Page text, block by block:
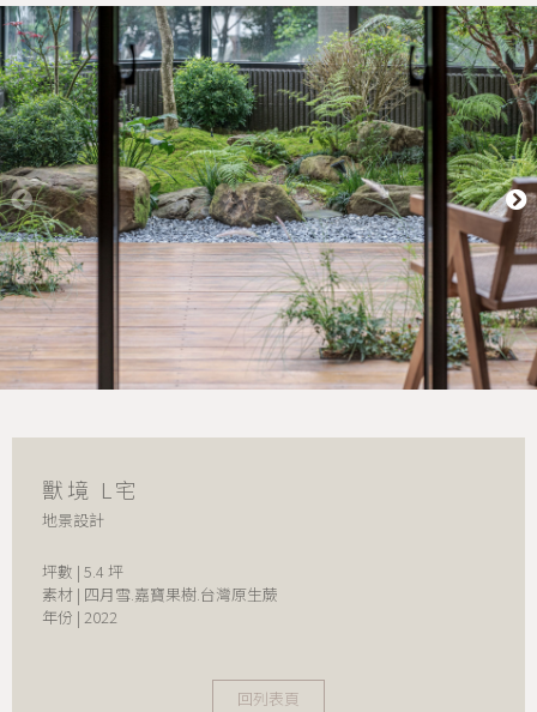
獸境 L宅
地景設計
坪數 | 5.4 坪
素材 | 四月雪.嘉寶果樹.台灣原生蕨
年份 | 2022
回列表頁